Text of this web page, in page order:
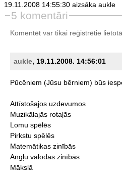
19.11.2008 14:55:30 aizsāka aukle
5 komentāri
Komentēt var tikai reģistrētie
aukle, 19.11.2008. 14:56:01
Pūcēniem (Jūsu bērniem) būs
Attīstošajos uzdevumos
Muzikālajās rotaļās
Lomu spēlēs
Pirkstu spēlēs
Matemātikas zinībās
Angļu valodas zinībās
Mākslā